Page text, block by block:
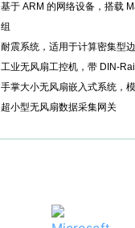
基于 ARM 的网络设备，搭载
组
耐震系统，适用于计算密集型
工业无风扇工控机，带 DIN-
手掌大小无风扇嵌入式系统，
超小型无风扇数据采集网关